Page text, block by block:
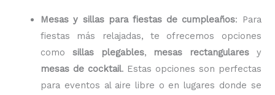
Mesas y sillas para fiestas de cumpleaños: Para
fiestas más relajadas, te ofrecemos opciones
como sillas plegables, mesas rectangularesy
mesas de cocktail. Estas opciones son perfectas
para eventos al aire libre o en lugares donde se